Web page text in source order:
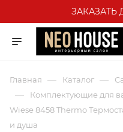
ЗАКАЗАТЬ
Главная — Каталог —
— Комплектующие для
Wiese 8458 Thermo
и душа